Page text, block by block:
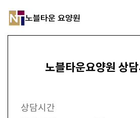
편안하고 행복한 요양원
노블타운 요양원 면
면회일정
노블타운요양원 상
상담시간